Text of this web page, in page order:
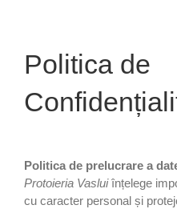
Politica de
Politica de prelucrare a
Protoieria Vasluiînțelege
cu caracter personal și